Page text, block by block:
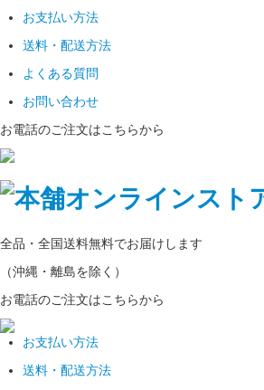
お支払い方法
送料・配送方法
よくある質問
お問い合わせ
お電話のご注文はこちらから
全品・全国送料無料でお届けします
（沖縄・離島を除く）
お電話のご注文はこちらから
お支払い方法
送料・配送方法